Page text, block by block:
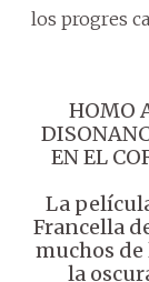
los progres
HOMO
EN EL
La
Francella
muchos de
la